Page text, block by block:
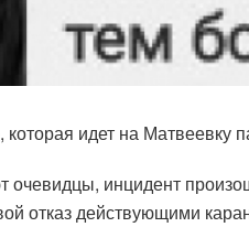
идет на Матвеевку
очевидцы, инцидент
отказ действующими